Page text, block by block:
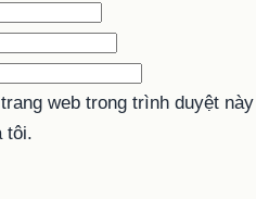
web trong trình duyệt này
tôi.